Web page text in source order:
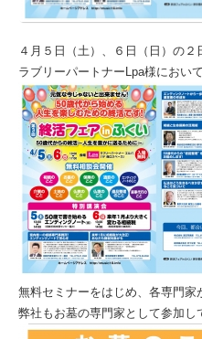
４月５日（土）、６日（日）の２
ラブリーパートナーLpa様におい
無料セミナーをはじめ、各専門家
弊社もお墓の専門家として参加し